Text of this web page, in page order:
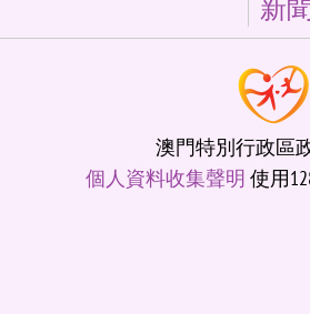
新
澳門特別行政區
個人資料收集聲明 使用